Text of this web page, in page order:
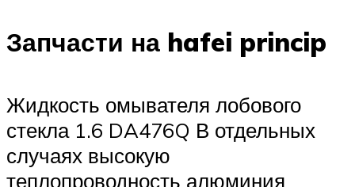
Запчасти на hafei princip
Жидкость омывателя лобового
стекла 1.6 DA476Q В отдельных
случаях высокую
теплопроводность алюминия